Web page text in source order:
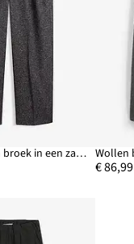
Marlene Dietrich broek in een zachte viscosemix
€ 86,99